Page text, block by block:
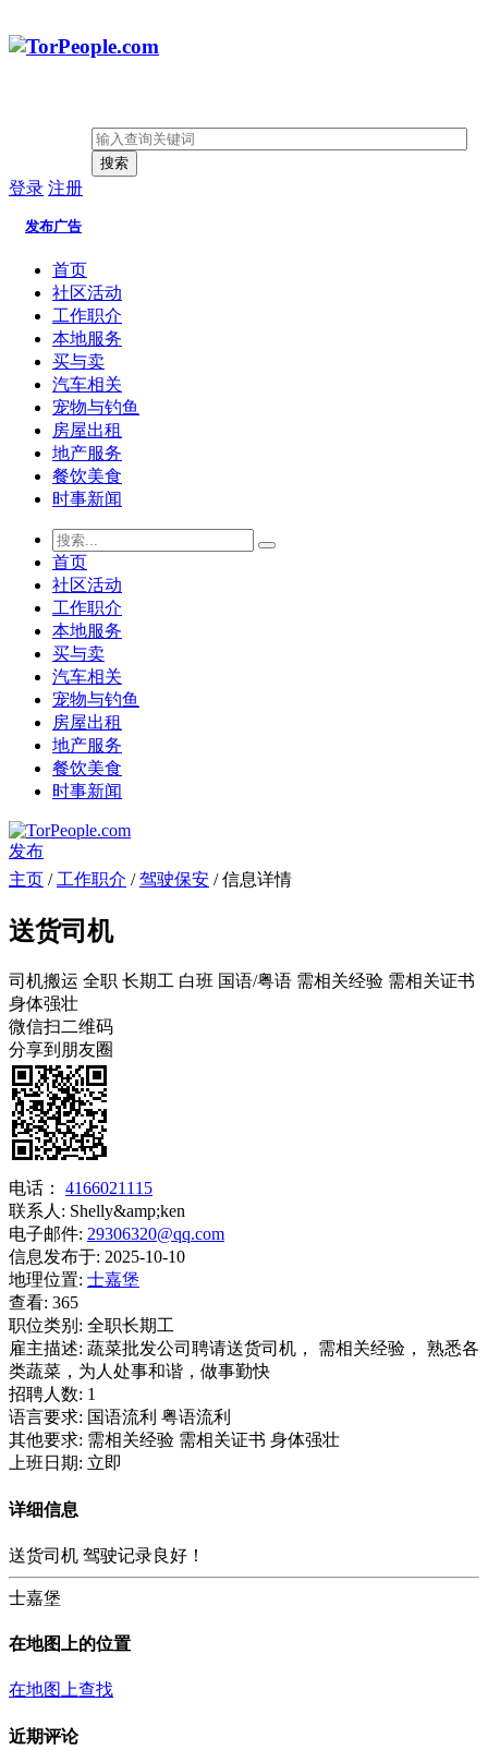
搜索
登录 注册
发布广告
首页
社区活动
工作职介
本地服务
买与卖
汽车相关
宠物与钓鱼
房屋出租
地产服务
餐饮美食
时事新闻
首页
社区活动
工作职介
本地服务
买与卖
汽车相关
宠物与钓鱼
房屋出租
地产服务
餐饮美食
时事新闻
发布
主页 /工作职介 /驾驶保安 / 信息详情
送货司机
司机搬运 全职 长期工 白班 国语/粤语 需相关经验 需相关证书
身体强壮
微信扫二维码
分享到朋友圈
电话：
4166021115
联系人: Shelly&amp;ken
电子邮件: 29306320@qq.com
信息发布于: 2025-10-10
地理位置: 士嘉堡
查看: 365
职位类别: 全职长期工
雇主描述: 蔬菜批发公司聘请送货司机， 需相关经验， 熟悉各
类蔬菜，为人处事和谐，做事勤快
招聘人数: 1
语言要求: 国语流利 粤语流利
其他要求: 需相关经验 需相关证书 身体强壮
上班日期: 立即
详细信息
送货司机 驾驶记录良好！
士嘉堡
在地图上的位置
在地图上查找
近期评论